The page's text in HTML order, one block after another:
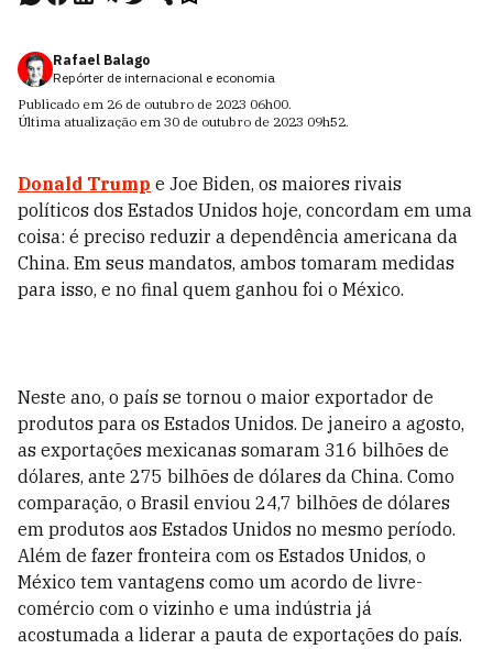
Rafael Balago
Repórter de internacional e economia
Publicado em 26 de outubro de 2023 06h00.
Última atualização em 30 de outubro de 2023 09h52.
Donald Trump e Joe Biden, os maiores rivais
políticos dos Estados Unidos hoje, concordam em uma
coisa: é preciso reduzir a dependência americana da
China. Em seus mandatos, ambos tomaram medidas
para isso, e no final quem ganhou foi o México.
Neste ano, o país se tornou o maior exportador de
produtos para os Estados Unidos. De janeiro a agosto,
as exportações mexicanas somaram 316 bilhões de
dólares, ante 275 bilhões de dólares da China. Como
comparação, o Brasil enviou 24,7 bilhões de dólares
em produtos aos Estados Unidos no mesmo período.
Além de fazer fronteira com os Estados Unidos, o
México tem vantagens como um acordo de livre-
comércio com o vizinho e uma indústria já
acostumada a liderar a pauta de exportações do país.